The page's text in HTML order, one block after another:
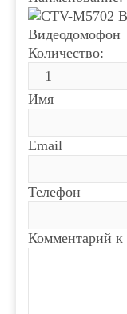
Видеодомофон
Количество:
Имя
Email
Телефон
Комментарий к